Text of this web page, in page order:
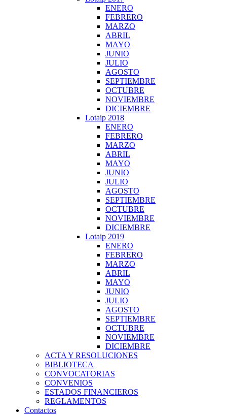
ENERO
FEBRERO
MARZO
ABRIL
MAYO
JUNIO
JULIO
AGOSTO
SEPTIEMBRE
OCTUBRE
NOVIEMBRE
DICIEMBRE
Lotaip 2018
ENERO
FEBRERO
MARZO
ABRIL
MAYO
JUNIO
JULIO
AGOSTO
SEPTIEMBRE
OCTUBRE
NOVIEMBRE
DICIEMBRE
Lotaip 2019
ENERO
FEBRERO
MARZO
ABRIL
MAYO
JUNIO
JULIO
AGOSTO
SEPTIEMBRE
OCTUBRE
NOVIEMBRE
DICIEMBRE
ACTA Y RESOLUCIONES
BIBLIOTECA
CONVOCATORIAS
CONVENIOS
ESTADOS FINANCIEROS
REGLAMENTOS
Contactos